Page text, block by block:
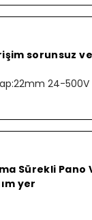
sorunsuz ve
24-500V
Sürekli Pano
yer